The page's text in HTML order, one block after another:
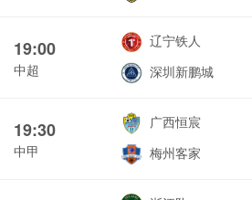
19:00
中超
辽宁铁人
深圳新鹏城
19:30
中甲
广西恒宸
梅州客家